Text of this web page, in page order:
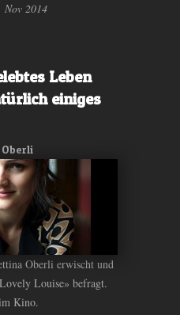
2014
Leben
einiges
Oberli erwischt und
Louise» befragt.
Kino.